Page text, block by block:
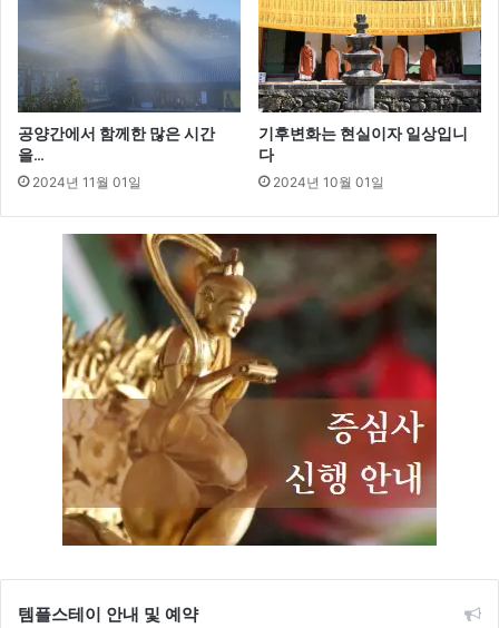
공양간에서 함께한 많은 시간
을…
2024년 11월 01일
기후변화는 현실이자 일상입니
다
2024년 10월 01일
템플스테이 안내 및 예약